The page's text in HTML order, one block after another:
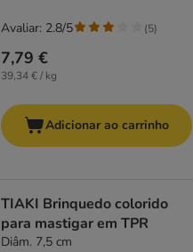
7,79 €
39,34 € / kg
Avaliar: 2.8/5 (5)
Adicionar ao carrinho
TIAKI Brinquedo colorido
para mastigar em TPR
Diâm. 7,5 cm